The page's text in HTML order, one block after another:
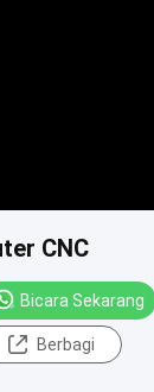
CNC
Bicara Sekarang
Berbagi